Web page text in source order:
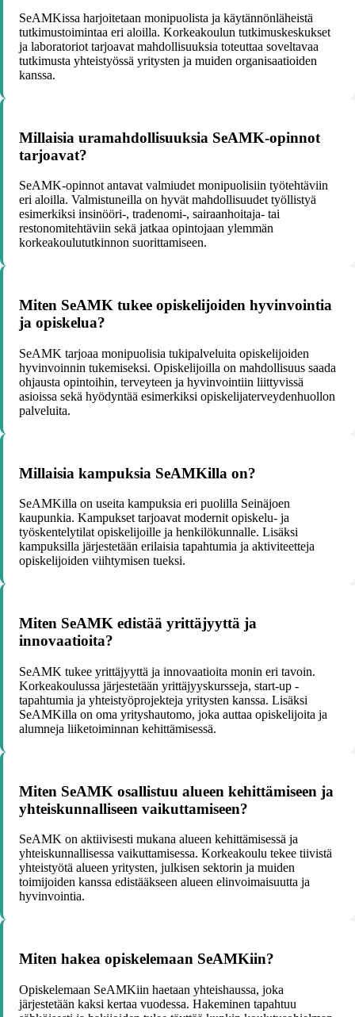
SeAMKissa harjoitetaan monipuolista ja käytännönläheistä
tutkimustoimintaa eri aloilla. Korkeakoulun tutkimuskeskukset
ja laboratoriot tarjoavat mahdollisuuksia toteuttaa soveltavaa
tutkimusta yhteistyössä yritysten ja muiden organisaatioiden
kanssa.
Millaisia uramahdollisuuksia SeAMK-opinnot
tarjoavat?
SeAMK-opinnot antavat valmiudet monipuolisiin työtehtäviin
eri aloilla. Valmistuneilla on hyvät mahdollisuudet työllistyä
esimerkiksi insinööri-, tradenomi-, sairaanhoitaja- tai
restonomitehtäviin sekä jatkaa opintojaan ylemmän
korkeakoulututkinnon suorittamiseen.
Miten SeAMK tukee opiskelijoiden hyvinvointia
ja opiskelua?
SeAMK tarjoaa monipuolisia tukipalveluita opiskelijoiden
hyvinvoinnin tukemiseksi. Opiskelijoilla on mahdollisuus saada
ohjausta opintoihin, terveyteen ja hyvinvointiin liittyvissä
asioissa sekä hyödyntää esimerkiksi opiskelijaterveydenhuollon
palveluita.
Millaisia kampuksia SeAMKilla on?
SeAMKilla on useita kampuksia eri puolilla Seinäjoen
kaupunkia. Kampukset tarjoavat modernit opiskelu- ja
työskentelytilat opiskelijoille ja henkilökunnalle. Lisäksi
kampuksilla järjestetään erilaisia tapahtumia ja aktiviteetteja
opiskelijoiden viihtymisen tueksi.
Miten SeAMK edistää yrittäjyyttä ja
innovaatioita?
SeAMK tukee yrittäjyyttä ja innovaatioita monin eri tavoin.
Korkeakoulussa järjestetään yrittäjyyskursseja, start-up -
tapahtumia ja yhteistyöprojekteja yritysten kanssa. Lisäksi
SeAMKilla on oma yrityshautomo, joka auttaa opiskelijoita ja
alumneja liiketoiminnan kehittämisessä.
Miten SeAMK osallistuu alueen kehittämiseen ja
yhteiskunnalliseen vaikuttamiseen?
SeAMK on aktiivisesti mukana alueen kehittämisessä ja
yhteiskunnallisessa vaikuttamisessa. Korkeakoulu tekee tiivistä
yhteistyötä alueen yritysten, julkisen sektorin ja muiden
toimijoiden kanssa edistääkseen alueen elinvoimaisuutta ja
hyvinvointia.
Miten hakea opiskelemaan SeAMKiin?
Opiskelemaan SeAMKiin haetaan yhteishaussa, joka
järjestetään kaksi kertaa vuodessa. Hakeminen tapahtuu